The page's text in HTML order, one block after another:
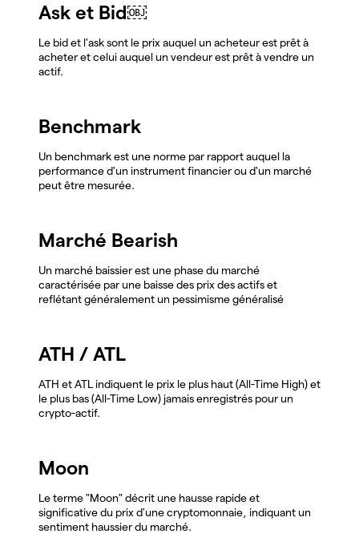
Ask et Bid￼
Le bid et l'ask sont le prix auquel un acheteur est prêt à
acheter et celui auquel un vendeur est prêt à vendre un
actif.
Benchmark
Un benchmark est une norme par rapport auquel la
performance d'un instrument financier ou d'un marché
peut être mesurée.
Marché Bearish
Un marché baissier est une phase du marché
caractérisée par une baisse des prix des actifs et
reflétant généralement un pessimisme généralisé
ATH / ATL
ATH et ATL indiquent le prix le plus haut (All-Time High) et
le plus bas (All-Time Low) jamais enregistrés pour un
crypto-actif.
Moon
Le terme "Moon" décrit une hausse rapide et
significative du prix d'une cryptomonnaie, indiquant un
sentiment haussier du marché.